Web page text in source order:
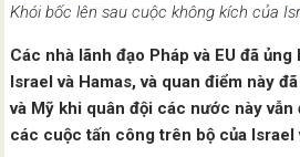
Khói bốc lên sau cuộc không kích của
Các nhà lãnh đạo Pháp và EU đã
Israel và Hamas, và quan điểm này
và Mỹ khi quân đội các nước này
các cuộc tấn công trên bộ của Israel